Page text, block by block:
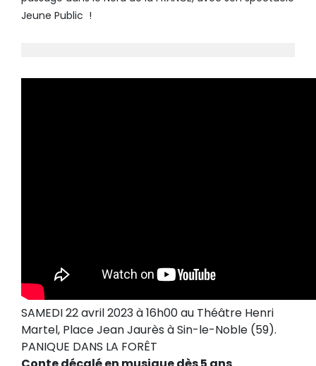
Jeune Public !
SAMEDI 22 avril 2023 à 16h00 au Théâtre Henri
Martel, Place Jean Jaurès à Sin-le-Noble (59).
PANIQUE DANS LA FORÊT